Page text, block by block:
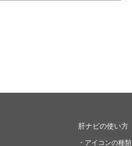
肝ナビの使い方
・アイコンの種類